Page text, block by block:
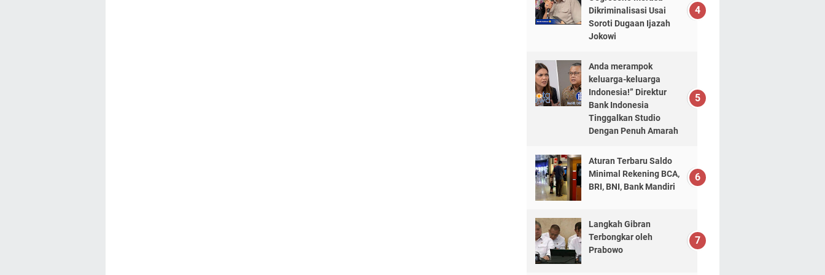
Dikriminalisasi Usai
Soroti Dugaan Ijazah
Jokowi
Anda merampok
keluarga-keluarga
Indonesia!” Direktur
Bank Indonesia
Tinggalkan Studio
Dengan Penuh Amarah
Aturan Terbaru Saldo
Minimal Rekening BCA,
BRI, BNI, Bank Mandiri
Langkah Gibran
Terbongkar oleh
Prabowo